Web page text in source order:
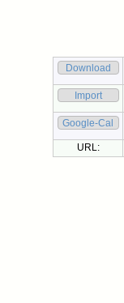
Download
Import
Google-Cal
URL: